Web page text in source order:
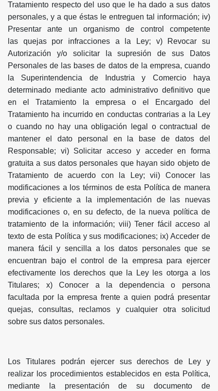
Tratamiento respecto del uso que le ha dado a sus datos
personales, y a que éstas le entreguen tal información; iv)
Presentar ante un organismo de control competente
las quejas por infracciones a la Ley; v) Revocar su
Autorización y/o solicitar la supresión de sus Datos
Personales de las bases de datos de la empresa, cuando
la Superintendencia de Industria y Comercio haya
determinado mediante acto administrativo definitivo que
en el Tratamiento la empresa o el Encargado del
Tratamiento ha incurrido en conductas contrarias a la Ley
o cuando no hay una obligación legal o contractual de
mantener el dato personal en la base de datos del
Responsable; vi) Solicitar acceso y acceder en forma
gratuita a sus datos personales que hayan sido objeto de
Tratamiento de acuerdo con la Ley; vii) Conocer las
modificaciones a los términos de esta Política de manera
previa y eficiente a la implementación de las nuevas
modificaciones o, en su defecto, de la nueva política de
tratamiento de la información; viii) Tener fácil acceso al
texto de esta Política y sus modificaciones; ix) Acceder de
manera fácil y sencilla a los datos personales que se
encuentran bajo el control de la empresa para ejercer
efectivamente los derechos que la Ley les otorga a los
Titulares; x) Conocer a la dependencia o persona
facultada por la empresa frente a quien podrá presentar
quejas, consultas, reclamos y cualquier otra solicitud
sobre sus datos personales.
Los Titulares podrán ejercer sus derechos de Ley y
realizar los procedimientos establecidos en esta Política,
mediante la presentación de su documento de